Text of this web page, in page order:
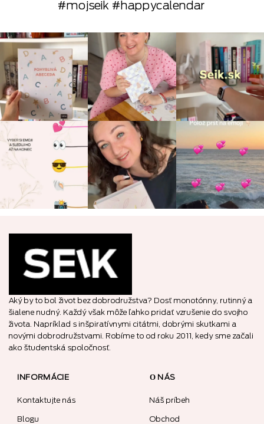
#mojseik #happycalendar
Aký by to bol život bez dobrodružstva? Dosť monotónny, rutinný a
šialene nudný. Každý však môže ľahko pridať vzrušenie do svojho
života. Napríklad s inšpiratívnymi citátmi, dobrými skutkami a
novými dobrodružstvami. Robíme to od roku 2011, kedy sme začali
ako študentská spoločnosť.
INFORMÁCIE
Kontaktujte nás
Blogu
О NÁS
Náš príbeh
Obchod